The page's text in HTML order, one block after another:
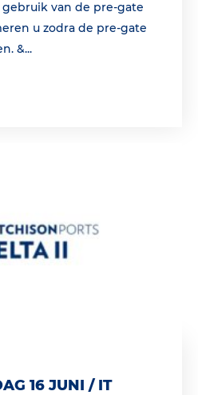
van de pre-gate
u zodra de pre-gate
&...
16 JUNI / IT